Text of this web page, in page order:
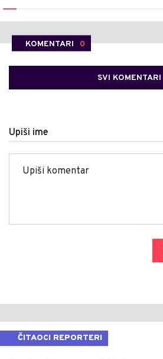
KOMENTARI 0
SVI KOMENTARI
Upiši ime
ČITAOCI REPORTERI